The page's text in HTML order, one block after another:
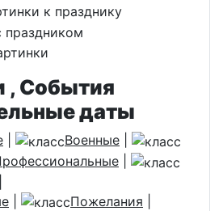
, События
даты
Военные
Пожелания